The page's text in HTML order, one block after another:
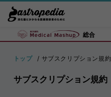
総合
トップ サブスクリプション規約
サブスクリプション規約